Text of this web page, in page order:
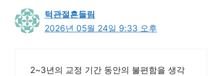
턱관절흔들림
2026년 05월 24일 9:33 오후
2~3년의 교정 기간 동안의 불편함을 생각